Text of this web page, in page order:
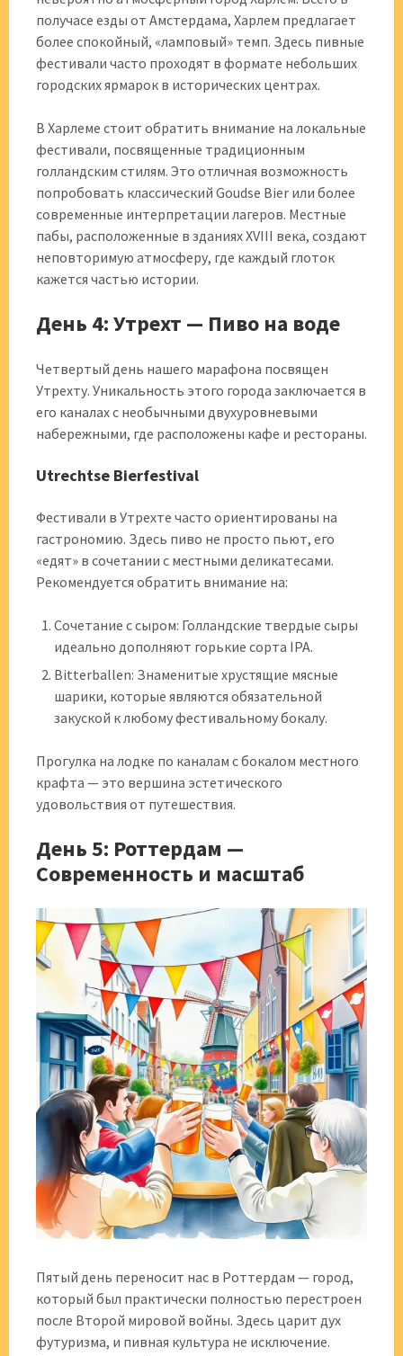
получасе езды от Амстердама, Харлем предлагает
более спокойный, «ламповый» темп. Здесь пивные
фестивали часто проходят в формате небольших
городских ярмарок в исторических центрах.
В Харлеме стоит обратить внимание на локальные
фестивали, посвященные традиционным
голландским стилям. Это отличная возможность
попробовать классический Goudse Bier или более
современные интерпретации лагеров. Местные
пабы, расположенные в зданиях XVIII века, создают
неповторимую атмосферу, где каждый глоток
кажется частью истории.
День 4: Утрехт — Пиво на воде
Четвертый день нашего марафона посвящен
Утрехту. Уникальность этого города заключается в
его каналах с необычными двухуровневыми
набережными, где расположены кафе и рестораны.
Utrechtse Bierfestival
Фестивали в Утрехте часто ориентированы на
гастрономию. Здесь пиво не просто пьют, его
«едят» в сочетании с местными деликатесами.
Рекомендуется обратить внимание на:
Сочетание с сыром: Голландские твердые сыры
идеально дополняют горькие сорта IPA.
Bitterballen: Знаменитые хрустящие мясные
шарики, которые являются обязательной
закуской к любому фестивальному бокалу.
Прогулка на лодке по каналам с бокалом местного
крафта — это вершина эстетического
удовольствия от путешествия.
День 5: Роттердам —
Современность и масштаб
Пятый день переносит нас в Роттердам — город,
который был практически полностью перестроен
после Второй мировой войны. Здесь царит дух
футуризма, и пивная культура не исключение.